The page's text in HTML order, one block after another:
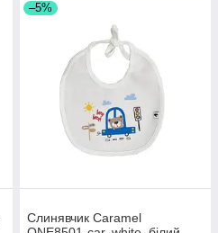
–5%
Слинявчик Caramel